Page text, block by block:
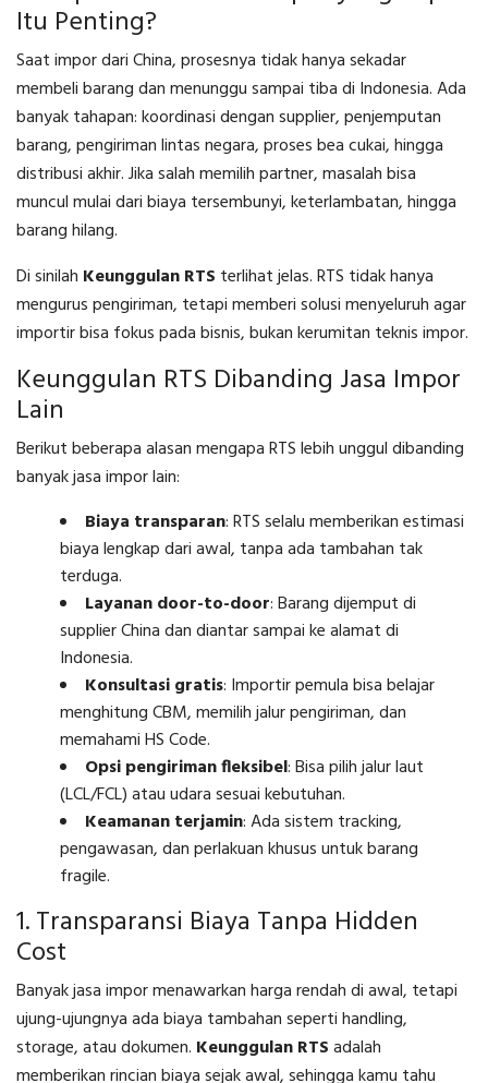
Itu Penting?
Saat impor dari China, prosesnya tidak hanya sekadar
membeli barang dan menunggu sampai tiba di Indonesia. Ada
banyak tahapan: koordinasi dengan supplier, penjemputan
barang, pengiriman lintas negara, proses bea cukai, hingga
distribusi akhir. Jika salah memilih partner, masalah bisa
muncul mulai dari biaya tersembunyi, keterlambatan, hingga
barang hilang.
Di sinilah Keunggulan RTS terlihat jelas. RTS tidak hanya
mengurus pengiriman, tetapi memberi solusi menyeluruh agar
importir bisa fokus pada bisnis, bukan kerumitan teknis impor.
Keunggulan RTS Dibanding Jasa Impor
Lain
Berikut beberapa alasan mengapa RTS lebih unggul dibanding
banyak jasa impor lain:
Biaya transparan: RTS selalu memberikan estimasi
biaya lengkap dari awal, tanpa ada tambahan tak
terduga.
Layanan door-to-door: Barang dijemput di
supplier China dan diantar sampai ke alamat di
Indonesia.
Konsultasi gratis: Importir pemula bisa belajar
menghitung CBM, memilih jalur pengiriman, dan
memahami HS Code.
Opsi pengiriman fleksibel: Bisa pilih jalur laut
(LCL/FCL) atau udara sesuai kebutuhan.
Keamanan terjamin: Ada sistem tracking,
pengawasan, dan perlakuan khusus untuk barang
fragile.
1. Transparansi Biaya Tanpa Hidden
Cost
Banyak jasa impor menawarkan harga rendah di awal, tetapi
ujung-ujungnya ada biaya tambahan seperti handling,
storage, atau dokumen. Keunggulan RTSadalah
memberikan rincian biaya sejak awal, sehingga kamu tahu